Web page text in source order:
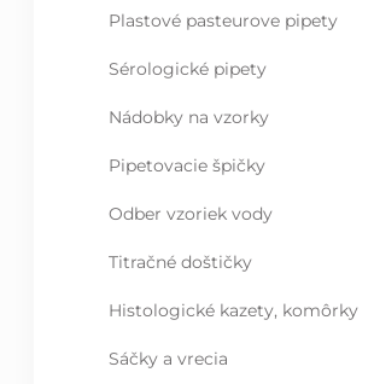
Plastové pasteurove pipety
Sérologické pipety
Nádobky na vzorky
Pipetovacie špičky
Odber vzoriek vody
Titračné doštičky
Histologické kazety, komôrky
Sáčky a vrecia